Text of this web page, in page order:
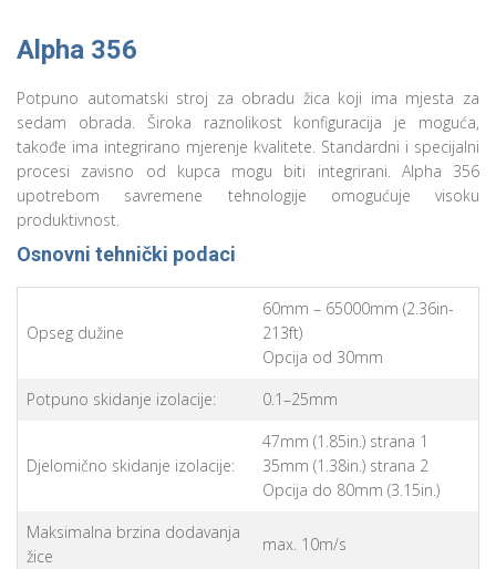
Alpha 356
Potpuno automatski stroj za obradu žica koji ima mjesta za
sedam obrada. Široka raznolikost konfiguracija je moguća,
takođe ima integrirano mjerenje kvalitete. Standardni i specijalni
procesi zavisno od kupca mogu biti integrirani. Alpha 356
upotrebom savremene tehnologije omogućuje visoku
produktivnost.
Osnovni tehnički podaci
Opseg dužine
60mm – 65000mm (2.36in-
213ft)
Opcija od 30mm
Potpuno skidanje izolacije:
0.1–25mm
Djelomično skidanje izolacije:
47mm (1.85in.) strana 1
35mm (1.38in.) strana 2
Opcija do 80mm (3.15in.)
Maksimalna brzina dodavanja
žice
max. 10m/s